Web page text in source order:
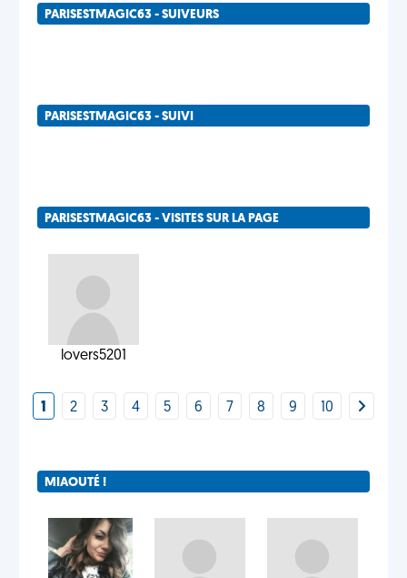
PARISESTMAGIC63 - SUIVEURS
PARISESTMAGIC63 - SUIVI
PARISESTMAGIC63 - VISITES SUR LA PAGE
lovers5201
1 2 3 4 5 6 7 8 9 10
MIAOUTÉ !